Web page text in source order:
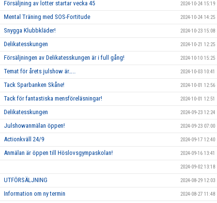
Försäljning av lotter startar vecka 45 2024-10-24 15:19
Mental Träning med SOS-Fortitude 2024-10-24 14:25
Snygga Klubbkläder! 2024-10-23 15:08
Delikatesskungen 2024-10-21 12:25
Försäljningen av Delikatesskungen är i full gång! 2024-10-10 15:25
Temat för årets julshow är….. 2024-10-03 10:41
Tack Sparbanken Skåne! 2024-10-01 12:56
Tack för fantastiska mensföreläsningar! 2024-10-01 12:51
Delikatesskungen 2024-09-23 12:24
Julshowanmälan öppen! 2024-09-23 07:00
Actionkväll 24/9 2024-09-17 12:40
Anmälan är öppen till Höslovsgympaskolan! 2024-09-16 13:41
2024-09-02 13:18
UTFÖRSÄLJNING 2024-08-29 12:03
Information om ny termin 2024-08-27 11:48